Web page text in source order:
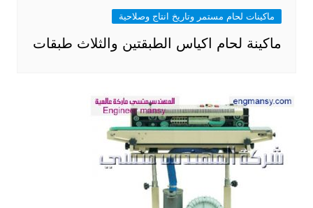
ماكينات لحام مستمر وتاريخ انتاج وصلاحية
ماكينة لحام اكياس الطبقتين والثلاث طبقات